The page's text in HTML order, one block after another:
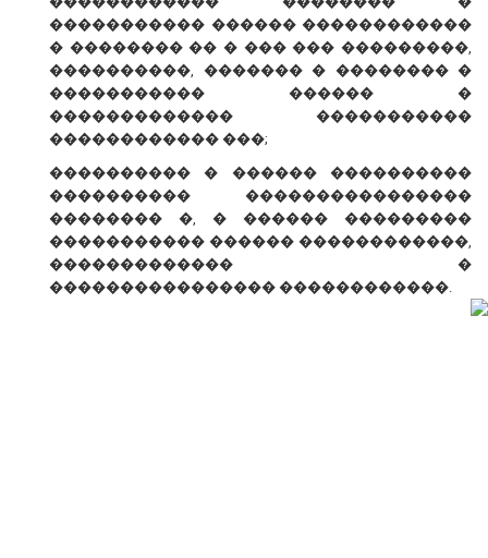
����������� ������ ������������
� �������� �� � ��� ��� ���������,
����������, ������� � �������� �
����������� ������ �
������������� �����������
������������ ���;
���������� � ������ ����������
���������� ����������������
�������� �, � ������ ���������
����������� ������ ������������,
������������� �
���������������� ������������.